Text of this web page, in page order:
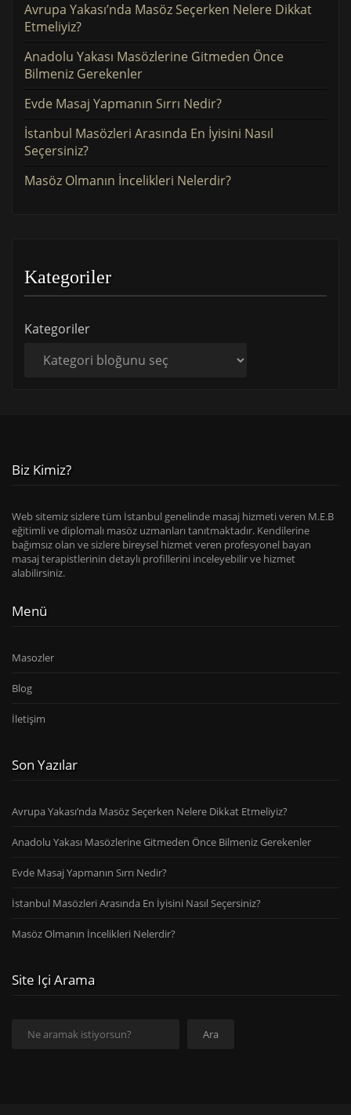
Avrupa Yakası’nda Masöz Seçerken Nelere Dikkat
Etmeliyiz?
Anadolu Yakası Masözlerine Gitmeden Önce
Bilmeniz Gerekenler
Evde Masaj Yapmanın Sırrı Nedir?
İstanbul Masözleri Arasında En İyisini Nasıl
Seçersiniz?
Masöz Olmanın İncelikleri Nelerdir?
Kategoriler
Kategoriler
Biz Kimiz?
Web sitemiz sizlere tüm İstanbul genelinde masaj hizmeti veren M.E.B
eğitimli ve diplomalı masöz uzmanları tanıtmaktadır. Kendilerine
bağımsız olan ve sizlere bireysel hizmet veren profesyonel bayan
masaj terapistlerinin detaylı profillerini inceleyebilir ve hizmet
alabilirsiniz.
Menü
Masozler
Blog
İletişim
Son Yazılar
Avrupa Yakası’nda Masöz Seçerken Nelere Dikkat Etmeliyiz?
Anadolu Yakası Masözlerine Gitmeden Önce Bilmeniz Gerekenler
Evde Masaj Yapmanın Sırrı Nedir?
İstanbul Masözleri Arasında En İyisini Nasıl Seçersiniz?
Masöz Olmanın İncelikleri Nelerdir?
Site Içi Arama
Ara